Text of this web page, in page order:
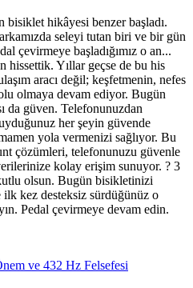
hikâyesi benzer başladı.
seleyi tutan biri ve bir gün
çevirmeye başladığımız o an...
Yıllar geçse de bu his
aracı değil; keşfetmenin, nefes
olmaya devam ediyor. Bugün
da güven. Telefonunuzdan
her şeyin güvende
yola vermenizi sağlıyor. Bu
çözümleri, telefonunuzu güvenle
kolay erişim sunuyor. ? 3
olsun. Bugün bisikletinizi
ilk kez desteksiz sürdüğünüz o
Pedal çevirmeye devam edin.